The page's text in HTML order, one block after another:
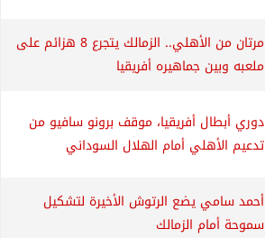
مرتان من الأهلي.. الزمالك يتجرع 8 هزائم على
ملعبه وبين جماهيره أفريقيا
دوري أبطال أفريقيا، موقف برونو سافيو من
تدعيم الأهلي أمام الهلال السوداني
أحمد سامي يضع الرتوش الأخيرة لتشكيل
سموحة أمام الزمالك